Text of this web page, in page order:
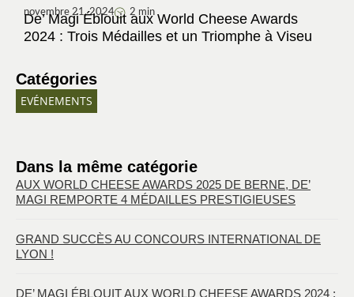
novembre 21, 2024 2 min
De’ Magi Éblouit aux World Cheese Awards
2024 : Trois Médailles et un Triomphe à Viseu
Catégories
EVÉNEMENTS
Dans la même catégorie
AUX WORLD CHEESE AWARDS 2025 DE BERNE, DE’
MAGI REMPORTE 4 MÉDAILLES PRESTIGIEUSES
GRAND SUCCÈS AU CONCOURS INTERNATIONAL DE
LYON !
DE’ MAGI ÉBLOUIT AUX WORLD CHEESE AWARDS 2024 :